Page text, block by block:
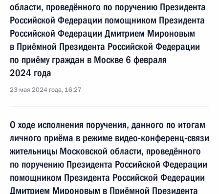
области, проведённого по поручению Президента
Российской Федерации помощником Президента
Российской Федерации Дмитрием Мироновым
в Приёмной Президента Российской Федерации
по приёму граждан в Москве 6 февраля
2024 года
23 мая 2024 года, 16:27
О ходе исполнения поручения, данного по итогам
личного приёма в режиме видео-конференц-связи
жительницы Московской области, проведённого
по поручению Президента Российской Федерации
помощником Президента Российской Федерации
Дмитрием Мироновым в Приёмной Президента